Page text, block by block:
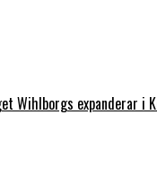
Wihlborgs expanderar i